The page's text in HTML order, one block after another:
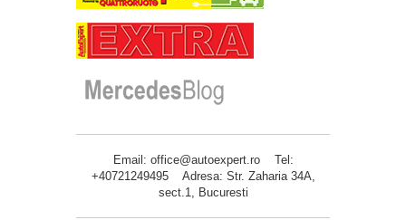
Email: office@autoexpert.ro Tel:
+40721249495 Adresa: Str. Zaharia 34A,
sect.1, Bucuresti